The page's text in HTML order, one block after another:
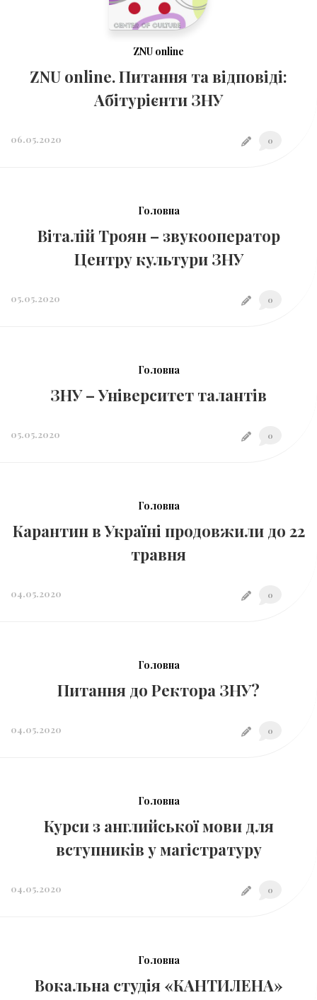
ZNU online
ZNU online. Питання та відповіді:
Абітурієнти ЗНУ
0
06.05.2020
Головна
Віталій Троян – звукооператор
Центру культури ЗНУ
0
05.05.2020
Головна
​​ЗНУ – Університет талантів
0
05.05.2020
Головна
Карантин в Україні продовжили до 22
травня
0
04.05.2020
Головна
Питання до Ректора ЗНУ?
0
04.05.2020
Головна
Курси з английської мови для
вступників у магістратуру
0
04.05.2020
Головна
Вокальна студія «КАНТИЛЕНА»